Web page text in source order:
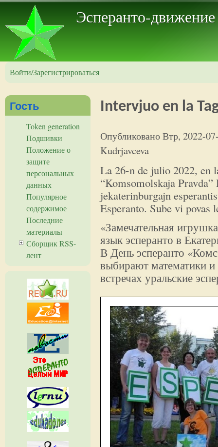
Эсперанто-
Войти/Зарегистрироваться
Intervjuo en la
ОпубликованоВтр, 2022-
Kudrjavceva
La 26-n de julio 2022, en
“Komsomolskaja
jekaterinburgajn
Esperanto. Sube vi
«Замечательная
язык эсперанто в
В День эсперанто
выбирают математики
встречах уральские
Гость
Token generation
Подшивки
Положение о
защите
персональных
данных
Популярное
содержимое
Последние
материалы
Сборщик RSS-
лент